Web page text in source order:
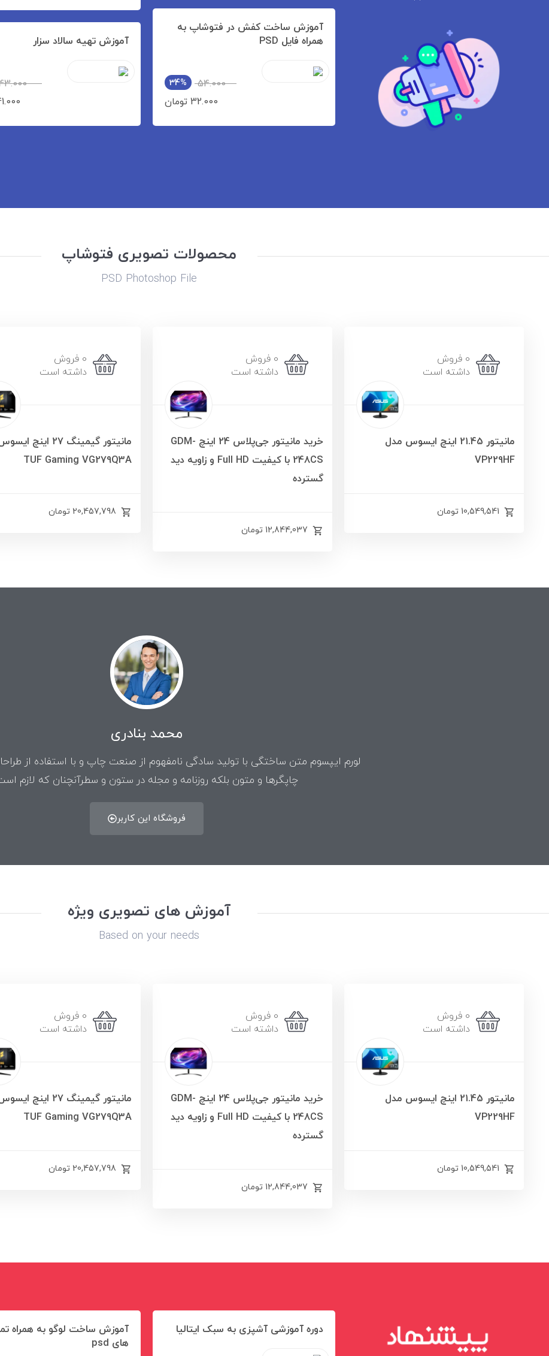
آموزش ساخت کفش در فتوشاپ به
همراه فایل PSD
34%
54.000
32.000 تومان
آموزش تهیه سالاد سزار
41.000
محصولات تصویری فتوشاپ
PSD Photoshop File
0 فروش
داشته است
مانیتور 21.45 اینچ ایسوس مدل
VP229HF
10,549,541 تومان
0 فروش
داشته است
خرید مانیتور جی‌پلاس 24 اینچ GDM-
248CS با کیفیت Full HD و زاویه دید
گسترده
12,844,037 تومان
0 فروش
داشته است
مانیتور گیمینگ 27
TUF Gaming VG279Q3A
20,457,798 تومان
محمد بنادری
لورم ایپسوم متن ساختگی با تولید سادگی نامفهوم از صنعت چاپ و با استفاده از
چاپگرها و متون بلکه روزنامه و مجله در ستون و سطرآنچنان که لازم
فروشگاه این کاربر
آموزش های تصویری ویژه
Based on your needs
0 فروش
داشته است
مانیتور 21.45 اینچ ایسوس مدل
VP229HF
10,549,541 تومان
0 فروش
داشته است
خرید مانیتور جی‌پلاس 24 اینچ GDM-
248CS با کیفیت Full HD و زاویه دید
گسترده
12,844,037 تومان
0 فروش
داشته است
مانیتور گیمینگ 27
TUF Gaming VG279Q3A
20,457,798 تومان
دوره آموزشی آشپزی به سبک ایتالیا
آموزش ساخت لوگو به همراه
های psd